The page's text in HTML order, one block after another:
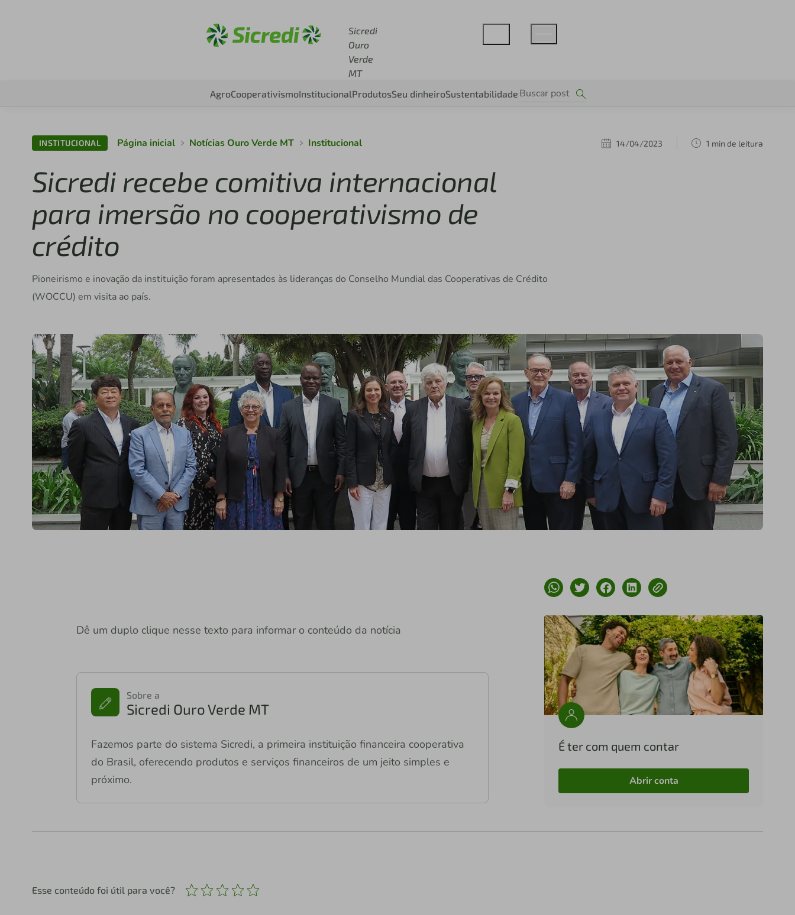
Sicredi
Ouro
Verde
MT
AgroCooperativismoInstitucionalProdutosSeu dinheiroSustentabilidade
INSTITUCIONAL Página inicial Notícias Ouro Verde MT Institucional 14/04/2023 1 min de leitura
Sicredi recebe comitiva internacional
para imersão no cooperativismo de
crédito
Pioneirismo e inovação da instituição foram apresentados às lideranças do Conselho Mundial das Cooperativas de Crédito
(WOCCU) em visita ao país.
Dê um duplo clique nesse texto para informar o conteúdo da notícia
Sobre a
Sicredi Ouro Verde MT
Fazemos parte do sistema Sicredi, a primeira instituição financeira cooperativa
do Brasil, oferecendo produtos e serviços financeiros de um jeito simples e
próximo.
É ter com quem contar
Abrir conta
Esse conteúdo foi útil para você?